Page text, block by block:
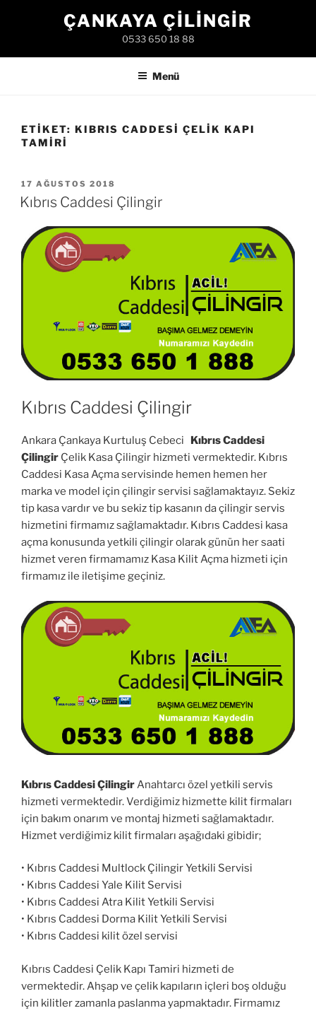
ÇANKAYA ÇILINGIR
0533 650 18 88
Menü
ETIKET: KIBRIS CADDESI ÇELIK KAPI
TAMIRI
YAYIM
TARIHI
17 AĞUSTOS 2018
Kıbrıs Caddesi Çilingir
Kıbrıs Caddesi Çilingir
Ankara Çankaya Kurtuluş Cebeci
Kıbrıs Caddesi
Çilingir Çelik Kasa Çilingir hizmeti vermektedir. Kıbrıs
Caddesi Kasa Açma servisinde hemen hemen her
marka ve model için çilingir servisi sağlamaktayız. Sekiz
tip kasa vardır ve bu sekiz tip kasanın da çilingir servis
hizmetini firmamız sağlamaktadır. Kıbrıs Caddesi kasa
açma konusunda yetkili çilingir olarak günün her saati
hizmet veren firmamamız Kasa Kilit Açma hizmeti için
firmamız ile iletişime geçiniz.
Kıbrıs Caddesi ÇilingirAnahtarcı özel yetkili servis
hizmeti vermektedir. Verdiğimiz hizmette kilit firmaları
için bakım onarım ve montaj hizmeti sağlamaktadır.
Hizmet verdiğimiz kilit firmaları aşağıdaki gibidir;
• Kıbrıs Caddesi Multlock Çilingir Yetkili Servisi
• Kıbrıs Caddesi Yale Kilit Servisi
• Kıbrıs Caddesi Atra Kilit Yetkili Servisi
• Kıbrıs Caddesi Dorma Kilit Yetkili Servisi
• Kıbrıs Caddesi kilit özel servisi
Kıbrıs Caddesi Çelik Kapı Tamiri hizmeti de
vermektedir. Ahşap ve çelik kapıların içleri boş olduğu
için kilitler zamanla paslanma yapmaktadır. Firmamız